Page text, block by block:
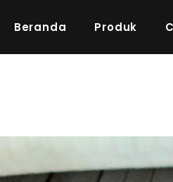
Beranda Produk